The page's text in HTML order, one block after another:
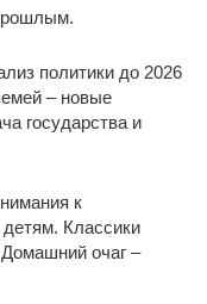
политики до 2026
– новые
государства и
к
Классики
очаг –